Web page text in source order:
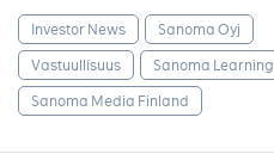
Investor News
Sanoma Oyj
Vastuullisuus
Sanoma Learning
Sanoma Media Finland